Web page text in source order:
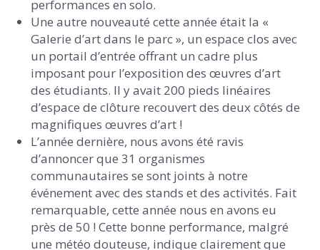
performances en solo.
Une autre nouveauté cette année était la «
Galerie d’art dans le parc », un espace clos avec
un portail d’entrée offrant un cadre plus
imposant pour l’exposition des œuvres d’art
des étudiants. Il y avait 200 pieds linéaires
d’espace de clôture recouvert des deux côtés de
magnifiques œuvres d’art !
L’année dernière, nous avons été ravis
d’annoncer que 31 organismes
communautaires se sont joints à notre
événement avec des stands et des activités. Fait
remarquable, cette année nous en avons eu
près de 50 ! Cette bonne performance, malgré
une météo douteuse, indique clairement que